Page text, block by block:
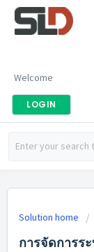
Welcome
LOGIN
Solution home
การจัดการ